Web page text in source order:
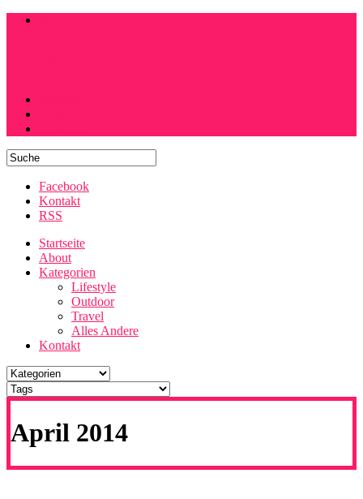
Facebook
Kontakt
RSS
Startseite
About
Kategorien
Lifestyle
Outdoor
Travel
Alles Andere
Kontakt
April 2014